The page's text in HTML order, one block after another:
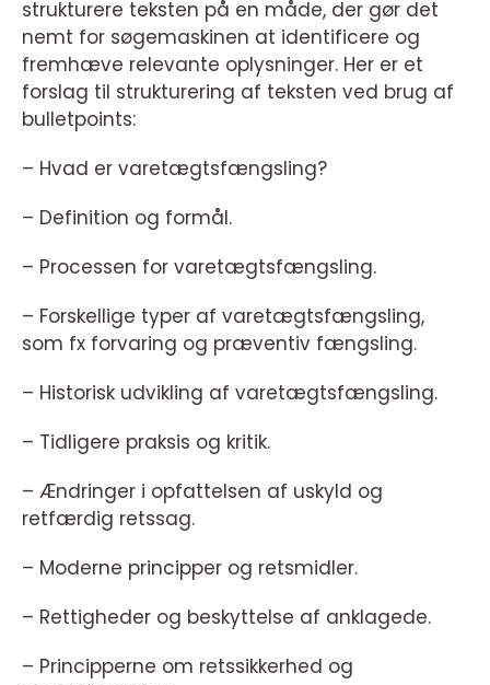
strukturere teksten på en måde, der gør det
nemt for søgemaskinen at identificere og
fremhæve relevante oplysninger. Her er et
forslag til strukturering af teksten ved brug af
bulletpoints:
– Hvad er varetægtsfængsling?
– Definition og formål.
– Processen for varetægtsfængsling.
– Forskellige typer af varetægtsfængsling,
som fx forvaring og præventiv fængsling.
– Historisk udvikling af varetægtsfængsling.
– Tidligere praksis og kritik.
– Ændringer i opfattelsen af uskyld og
retfærdig retssag.
– Moderne principper og retsmidler.
– Rettigheder og beskyttelse af anklagede.
– Principperne om retssikkerhed og